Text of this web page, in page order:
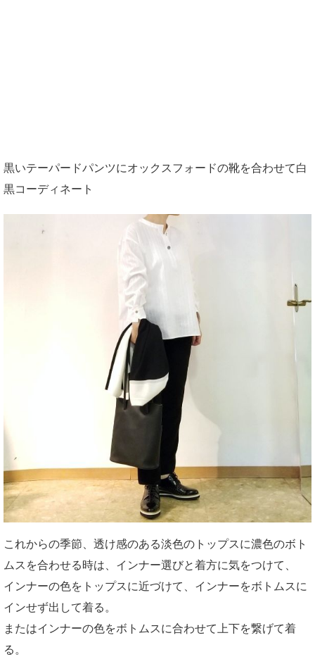
黒いテーパードパンツにオックスフォードの靴を合わせて白
黒コーディネート
これからの季節、透け感のある淡色のトップスに濃色のボト
ムスを合わせる時は、インナー選びと着方に気をつけて、
インナーの色をトップスに近づけて、インナーをボトムスに
インせず出して着る。
またはインナーの色をボトムスに合わせて上下を繋げて着
る。